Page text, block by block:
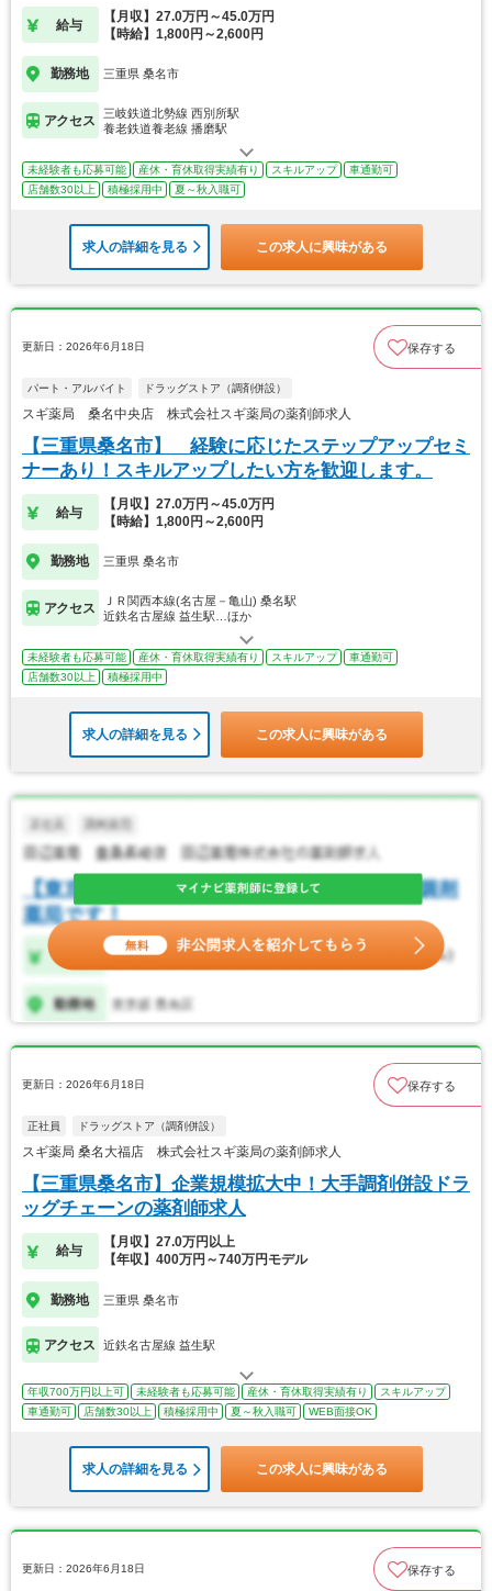
給与
【月収】27.0万円～45.0万円
【時給】1,800円～2,600円
勤務地 三重県 桑名市
アクセス
三岐鉄道北勢線 西別所駅
養老鉄道養老線 播磨駅
未経験者も応募可能 産休・育休取得実績有り スキルアップ
車通勤可
店舗数30以上
積極採用中 夏～秋入職可
求人の詳細を見る この求人に興味がある
更新日：2026年6月18日 保存する
パート・アルバイト ドラッグストア（調剤併設）
スギ薬局 桑名中央店 株式会社スギ薬局の薬剤師求人
【三重県桑名市】 経験に応じたステップアップセミ
ナーあり！スキルアップしたい方を歓迎します。
給与
【月収】27.0万円～45.0万円
【時給】1,800円～2,600円
勤務地 三重県 桑名市
アクセス
ＪＲ関西本線(名古屋－亀山) 桑名駅
近鉄名古屋線 益生駅…ほか
未経験者も応募可能 産休・育休取得実績有り スキルアップ
車通勤可
店舗数30以上
積極採用中
求人の詳細を見る この求人に興味がある
更新日：2026年6月18日 保存する
正社員 ドラッグストア（調剤併設）
スギ薬局 桑名大福店 株式会社スギ薬局の薬剤師求人
【三重県桑名市】企業規模拡大中！大手調剤併設ドラ
ッグチェーンの薬剤師求人
給与
【月収】27.0万円以上
【年収】400万円～740万円モデル
勤務地 三重県 桑名市
アクセス 近鉄名古屋線 益生駅
年収700万円以上可 未経験者も応募可能 産休・育休取得実績有り
スキルアップ
車通勤可
店舗数30以上 積極採用中 夏～秋入職可 WEB面接OK
求人の詳細を見る この求人に興味がある
更新日：2026年6月18日 保存する